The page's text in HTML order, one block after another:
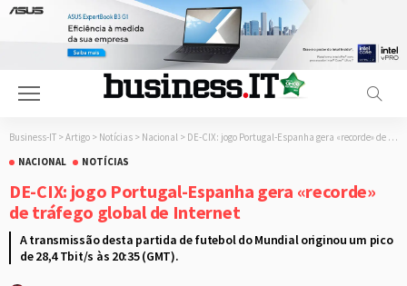
Business-IT > Artigo > Notícias > Nacional > DE-CIX: jogo Portugal-Espanha gera «recorde» de tráfego global de Internet
NACIONAL
NOTÍCIAS
DE-CIX: jogo Portugal-Espanha gera «recorde»
de tráfego global de Internet
A transmissão desta partida de futebol do Mundial originou um pico
de 28,4 Tbit/s às 20:35 (GMT).